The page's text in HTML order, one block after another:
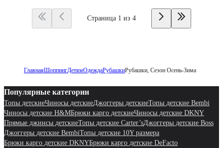
Страница 1 из 4
ГлавнаяШоппингДетямОдеждаРубашкиРубашки, Сезон Осень-Зима
Популярные категории
Топы детскиеЧиносы детскиеДжоггеры детскиеТопы детские Bembi
Чиносы детские H&MБрюки карго детскиеЧиносы детские DKNY
Прямые джинсы детскиеТопы детские Carter’sДжоггеры детские Boss
Джоггеры детские BembiТопы детские 10Y размера
Брюки карго детские DKNYБрюки карго детские DeFacto